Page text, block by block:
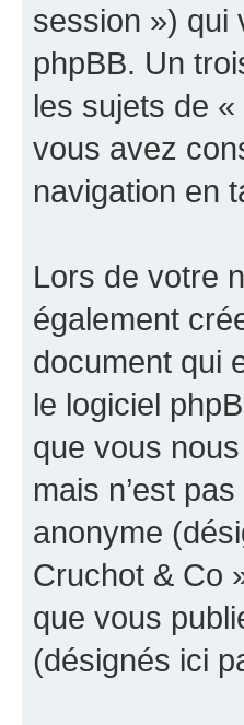
session ») qui
phpBB. Un
les sujets de
vous avez
navigation en
Lors de votre
également
document qui
le logiciel
que vous
mais n’est
anonyme
Cruchot & Co
que vous
(désignés ici